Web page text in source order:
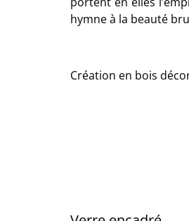
hymne à la beauté
Création en bois